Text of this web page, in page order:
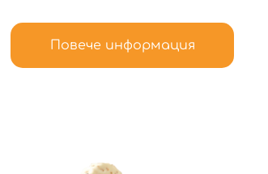
Повече информация